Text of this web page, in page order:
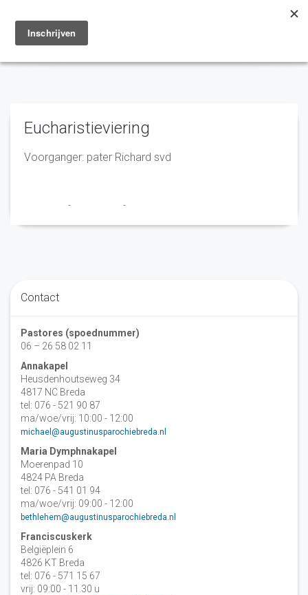
Toggle
navigation
Eucharistieviering
Voorganger: pater Richard svd
- -
Contact
Pastores (spoednummer)
06 – 26 58 02 11
Annakapel
Heusdenhoutseweg 34
4817 NC Breda
tel: 076 - 521 90 87
ma/woe/vrij: 10:00 - 12:00
michael@augustinusparochiebreda.nl
Maria Dymphnakapel
Moerenpad 10
4824 PA Breda
tel: 076 - 541 01 94
ma/woe/vrij: 09:00 - 12:00
bethlehem@augustinusparochiebreda.nl
Franciscuskerk
Belgiëplein 6
4826 KT Breda
tel: 076 - 571 15 67
vrij: 09:00 - 11.30 u